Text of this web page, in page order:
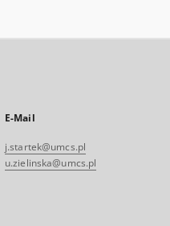
E-Mail
j.startek@umcs.pl
u.zielinska@umcs.pl